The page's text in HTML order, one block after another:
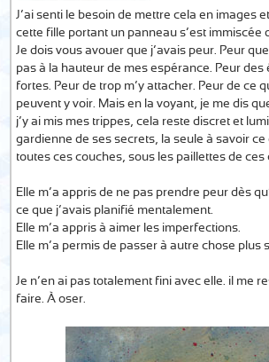
J’ai senti le besoin de mettre cela en images
cette fille portant un panneau s’est immiscée
Je dois vous avouer que j’avais peur. Peur
pas à la hauteur de mes espérance. Peur des
fortes. Peur de trop m’y attacher. Peur de ce
peuvent y voir. Mais en la voyant, je me dis
j’y ai mis mes trippes, cela reste discret et
gardienne de ses secrets, la seule à savoir ce
toutes ces couches, sous les paillettes de ces
Elle m’a appris de ne pas prendre peur dès
ce que j’avais planifié mentalement.
Elle m’a appris à aimer les imperfections.
Elle m’a permis de passer à autre chose plus
Je n’en ai pas totalement fini avec elle. il me
faire. À oser.